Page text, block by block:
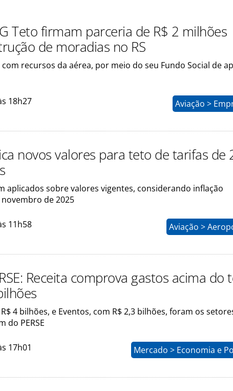
Teto firmam parceria de R$ 2 milhões
de moradias no RS
recursos da aérea, por meio do seu Fundo Social de
18h27 Aviação >
novos valores para teto de tarifas de
aplicados sobre valores vigentes, considerando inflação
de 2025
11h58 Aviação >
Receita comprova gastos acima do
4 bilhões, e Eventos, com R$ 2,3 bilhões, foram os
do PERSE
17h01 Mercado > Economia e